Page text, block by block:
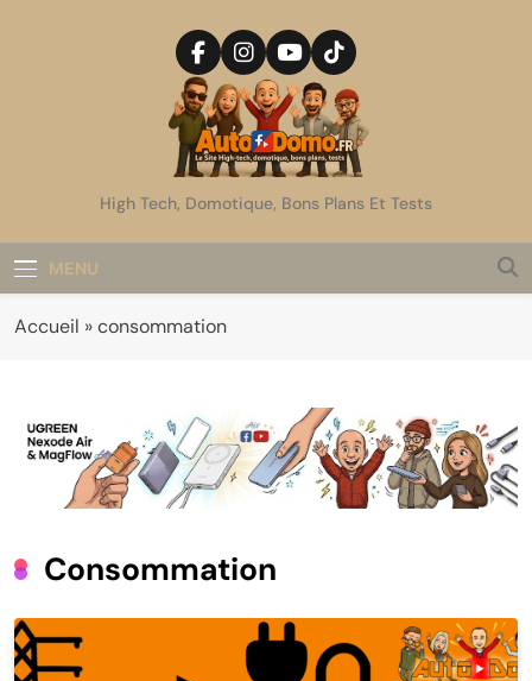
AutoDomo
High Tech, Domotique, Bons Plans Et Tests
MENU
Accueil »consommation
Consommation